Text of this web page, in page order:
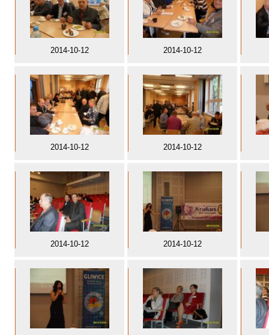
2014-10-12 2014-10-12
2014-10-12 2014-10-12
2014-10-12 2014-10-12